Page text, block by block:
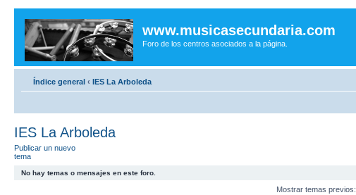
www.musicasecundaria.com
Foro de los centros asociados a la página.
Índice general ‹ IES La Arboleda
IES La Arboleda
Publicar un nuevo
tema
No hay temas o mensajes en este foro.
Mostrar temas previos: